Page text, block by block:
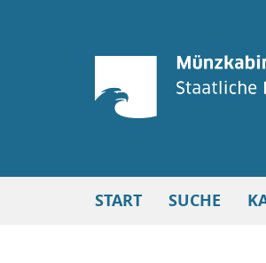
START SUCHE